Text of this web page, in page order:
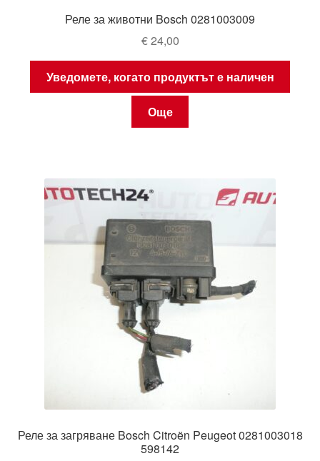
Реле за животни Bosch 0281003009
€24,00
Уведомете, когато продуктът е наличен
Още
Реле за загряване Bosch Citroën Peugeot 0281003018
598142